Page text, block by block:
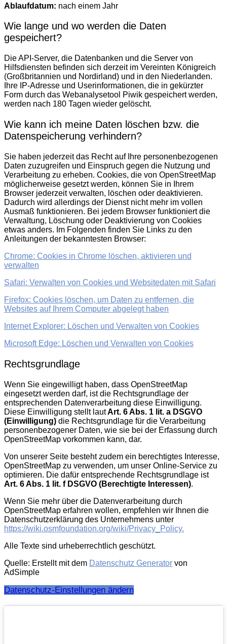
Ablaufdatum: nach einem Jahr
Wie lange und wo werden die Daten
gespeichert?
Die API-Server, die Datenbanken und die Server von
Hilfsdiensten befinden sich derzeit im Vereinten Königreich
(Großbritannien und Nordirland) und in den Niederlanden.
Ihre IP-Adresse und Userinformationen, die in gekürzter
Form durch das Webanalysetool Piwik gespeichert werden,
werden nach 180 Tagen wieder gelöscht.
Wie kann ich meine Daten löschen bzw. die
Datenspeicherung verhindern?
Sie haben jederzeit das Recht auf Ihre personenbezogenen
Daten zuzugreifen und Einspruch gegen die Nutzung und
Verarbeitung zu erheben. Cookies, die von OpenStreetMap
möglicherweise gesetzt werden, können Sie in Ihrem
Browser jederzeit verwalten, löschen oder deaktivieren.
Dadurch wird allerdings der Dienst nicht mehr im vollen
Ausmaß funktionieren. Bei jedem Browser funktioniert die
Verwaltung, Löschung oder Deaktivierung von Cookies
etwas anders. Im Folgenden finden Sie Links zu den
Anleitungen der bekanntesten Browser:
Chrome: Cookies in Chrome löschen, aktivieren und
verwalten
Safari: Verwalten von Cookies und Websitedaten mit Safari
Firefox: Cookies löschen, um Daten zu entfernen, die
Websites auf Ihrem Computer abgelegt haben
Internet Explorer: Löschen und Verwalten von Cookies
Microsoft Edge: Löschen und Verwalten von Cookies
Rechtsgrundlage
Wenn Sie eingewilligt haben, dass OpenStreetMap
eingesetzt werden darf, ist die Rechtsgrundlage der
entsprechenden Datenverarbeitung diese Einwilligung.
Diese Einwilligung stellt lautArt. 6 Abs. 1 lit. a DSGVO
(Einwilligung) die Rechtsgrundlage für die Verarbeitung
personenbezogener Daten, wie sie bei der Erfassung durch
OpenStreetMap vorkommen kann, dar.
Von unserer Seite besteht zudem ein berechtigtes Interesse,
OpenStreetMap zu verwenden, um unser Online-Service zu
optimieren. Die dafür entsprechende Rechtsgrundlage ist
Art. 6 Abs. 1 lit. f DSGVO (Berechtigte Interessen).
Wenn Sie mehr über die Datenverarbeitung durch
OpenStreetMap erfahren wollen, empfehlen wir Ihnen die
Datenschutzerklärung des Unternehmens unter
https://wiki.osmfoundation.org/wiki/Privacy_Policy.
Alle Texte sind urheberrechtlich geschützt.
Quelle: Erstellt mit dem Datenschutz Generator von
AdSimple
Datenschutz-Einstellungen ändern